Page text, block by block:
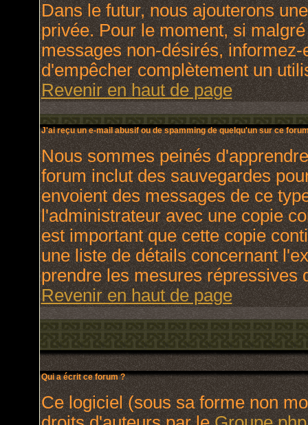
Dans le futur, nous ajouterons
privée. Pour le moment, si
messages non-désirés,
d'empêcher complètement un
Revenir en haut de page
J'ai reçu un e-mail abusif ou de spamming de quelqu'un sur ce
Nous sommes peinés
forum inclut des sauvegardes
envoient des messages de ce
l'administrateur avec une copie
est important que cette copie
une liste de détails concernant
prendre les mesures répressives
Revenir en haut de page
Qui a écrit ce forum ?
Ce logiciel (sous sa forme non